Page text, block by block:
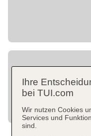
Ihre
bei TUI.com
Wir nutzen Cookies
Services und
sind.